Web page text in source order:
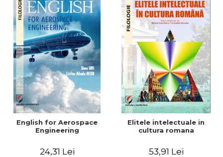
English for Aerospace
Engineering
24,31 Lei
Elitele intelectuale in
cultura romana
53,91 Lei